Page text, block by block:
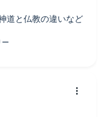
道と仏教の違いなど